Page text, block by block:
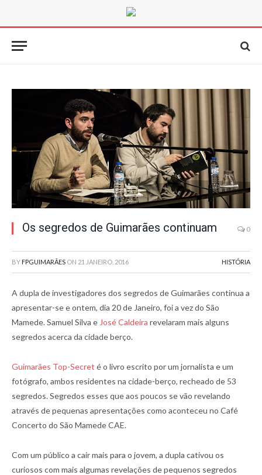
Os segredos de Guimarães continuam 0
BY FPGUIMARÃES ON 21 JANEIRO, 2016 HISTÓRIA
A dupla de investigadores dos segredos de Guimarães continua a
apresentar-se e ontem, dia 20 de Janeiro, foi a vez do São
Mamede. Samuel Silva e José Caldeira revelaram mais alguns
segredos acerca da cidade berço.
Guimarães Top-Secret é o livro escrito por um jornalista e um
fotógrafo, ambos residentes na cidade-berço, recheado de 53
segredos. Segredos esses que aos poucos se vão revelando
através de pequenas apresentações como aconteceu no Café
Concerto do São Mamede CAE.
Com um público a cair mais para o jovem, a dupla cativou os
curiosos com mais algumas revelações de pequenos segredos